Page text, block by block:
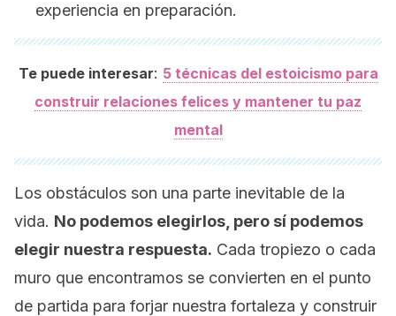
experiencia en preparación.
Te puede interesar: 5 técnicas del estoicismo para
construir relaciones felices y mantener tu paz
mental
Los obstáculos son una parte inevitable de la
vida. No podemos elegirlos, pero sí podemos
elegir nuestra respuesta. Cada tropiezo o cada
muro que encontramos se convierten en el punto
de partida para forjar nuestra fortaleza y construir